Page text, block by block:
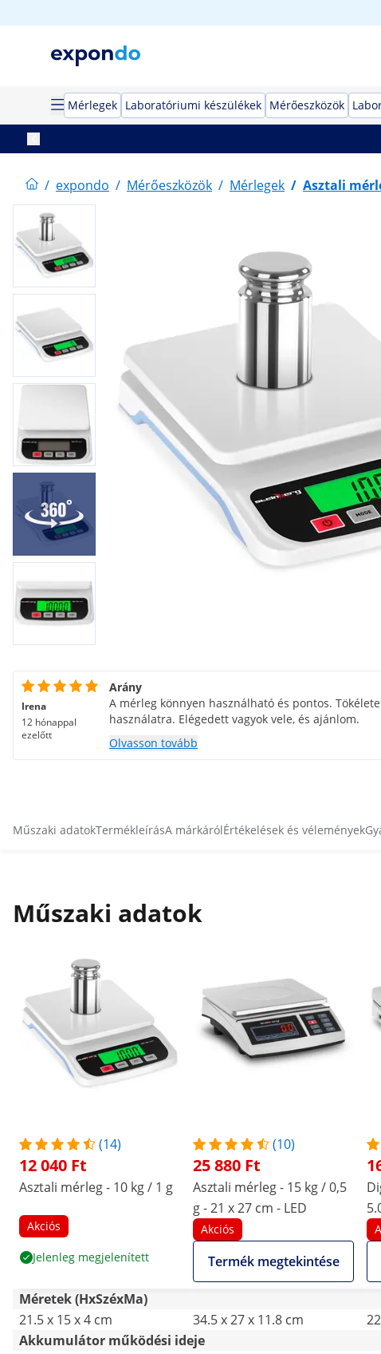
Mérlegek Laboratóriumi készülékek Mérőeszközök
/ expondo / Mérőeszközök / Mérlegek / Asztali
Irena
12 hónappal
ezelőtt
Arány
A mérleg könnyen használható és pontos.
használatra. Elégedett vagyok vele, és ajánlom.
Olvasson tovább
Műszaki adatokTermékleírásA márkárólÉrtékelések és vélemények
Műszaki adatok
(14)
12 040 Ft
Asztali mérleg - 10 kg / 1 g
Akciós
Jelenleg megjelenített
(10)
25 880 Ft
Asztali mérleg - 15 kg / 0,5
g - 21 x 27 cm - LED
Akciós
Termék megtekintése
Méretek (HxSzéxMa)
21.5 x 15 x 4 cm
34.5 x 27 x 11.8 cm
Akkumulátor működési ideje